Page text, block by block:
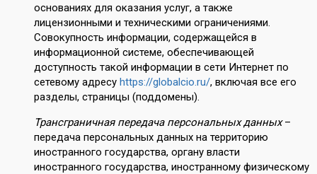
основаниях для оказания услуг, а также
лицензионными и техническими ограничениями.
Совокупность информации, содержащейся в
информационной системе, обеспечивающей
доступность такой информации в сети Интернет по
сетевому адресу https://globalcio.ru/, включая все его
разделы, страницы (поддомены).
Трансграничная передача персональных данных–
передача персональных данных на территорию
иностранного государства, органу власти
иностранного государства, иностранному физическому